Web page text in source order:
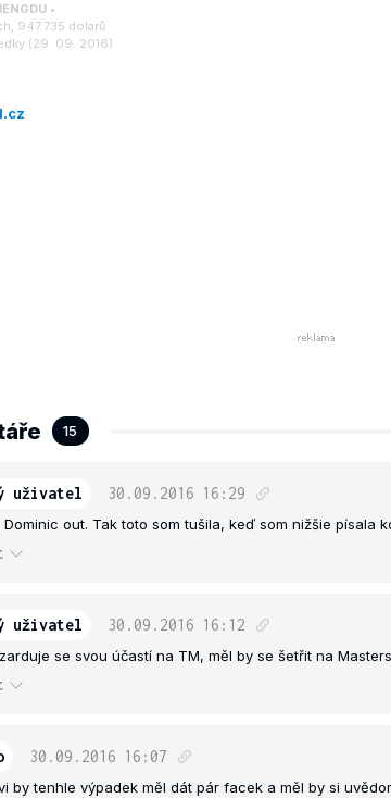
•
947.735 dolarů
(29. 09. 2016)
15
uživatel 30.09.2016 16:29
out. Tak toto som tušila, keď som nižšie písala
uživatel 30.09.2016 16:12
se svou účastí na TM, měl by se šetřit na
30.09.2016 16:07
by tenhle výpadek měl dát pár facek a měl by si